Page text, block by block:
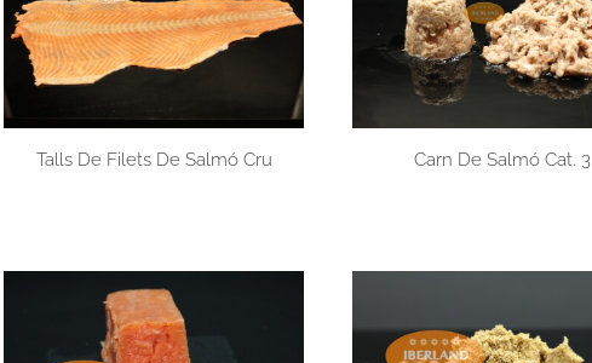
Talls De Filets De Salmó Cru Carn De Salmó Cat. 3